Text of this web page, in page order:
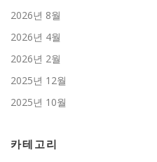
2026년 8월
2026년 4월
2026년 2월
2025년 12월
2025년 10월
카테고리